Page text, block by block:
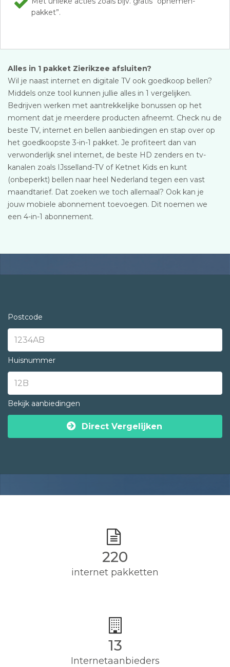
pakket”.
Alles in 1 pakket Zierikzee afsluiten?
Wil je naast internet en digitale TV ook goedkoop bellen?
Middels onze tool kunnen jullie alles in 1 vergelijken.
Bedrijven werken met aantrekkelijke bonussen op het
moment dat je meerdere producten afneemt. Check nu de
beste TV, internet en bellen aanbiedingen en stap over op
het goedkoopste 3-in-1 pakket. Je profiteert dan van
verwonderlijk snel internet, de beste HD zenders en tv-
kanalen zoals IJsselland-TV of Ketnet Kids en kunt
(onbeperkt) bellen naar heel Nederland tegen een vast
maandtarief. Dat zoeken we toch allemaal? Ook kan je
jouw mobiele abonnement toevoegen. Dit noemen we
een 4-in-1 abonnement.
Postcode
Huisnummer
Bekijk aanbiedingen
Direct Vergelijken
220
internet pakketten
13
Internetaanbieders